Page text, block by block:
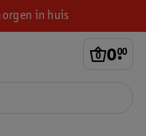
in huis
0.
00